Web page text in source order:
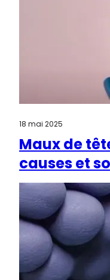
18 mai 2025
Maux de
causes et